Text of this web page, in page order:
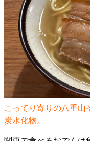
こってり寄りの八重山
炭水化物。